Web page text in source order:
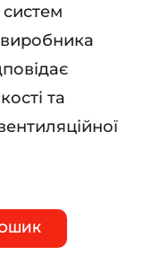
виробника
та